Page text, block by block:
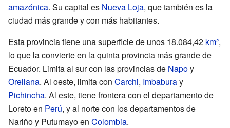
amazónica. Su capital es Nueva Loja, que también es la
ciudad más grande y con más habitantes.
Esta provincia tiene una superficie de unos 18.084,42 km²,
lo que la convierte en la quinta provincia más grande de
Ecuador. Limita al sur con las provincias de Napoy
Orellana. Al oeste, limita con Carchi, Imbaburay
Pichincha. Al este, tiene frontera con el departamento de
Loreto en Perú, y al norte con los departamentos de
Nariño y Putumayo en Colombia.